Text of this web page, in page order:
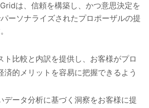
は、信頼を構築し、かつ意思決定を
ーソナライズされたプロポーザルの提
ト比較と内訳を提供し、お客様がプロ
済的メリットを容易に把握できるよう
データ分析に基づく洞察をお客様に提